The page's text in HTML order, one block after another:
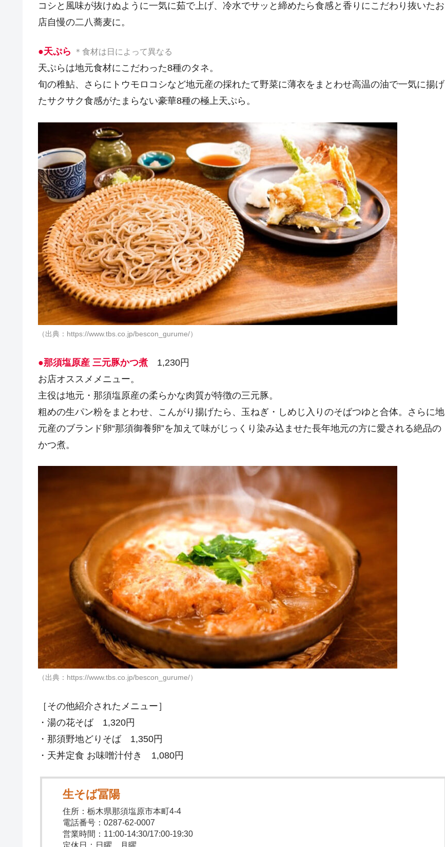
コシと風味が抜けぬように一気に茹で上げ、冷水でサッと締めたら食感と香りにこだわり抜いたお
店自慢の二八蕎麦に。
●天ぷら ＊食材は日によって異なる
天ぷらは地元食材にこだわった8種のタネ。
旬の稚鮎、さらにトウモロコシなど地元産の採れたて野菜に薄衣をまとわせ高温の油で一気に揚げ
たサクサク食感がたまらない豪華8種の極上天ぷら。
（出典：https://www.tbs.co.jp/bescon_gurume/）
●那須塩原産 三元豚かつ煮 1,230円
お店オススメメニュー。
主役は地元・那須塩原産の柔らかな肉質が特徴の三元豚。
粗めの生パン粉をまとわせ、こんがり揚げたら、玉ねぎ・しめじ入りのそばつゆと合体。さらに地
元産のブランド卵“那須御養卵”を加えて味がじっくり染み込ませた長年地元の方に愛される絶品の
かつ煮。
（出典：https://www.tbs.co.jp/bescon_gurume/）
［その他紹介されたメニュー］
・湯の花そば 1,320円
・那須野地どりそば 1,350円
・天丼定食 お味噌汁付き 1,080円
生そば冨陽
住所：栃木県那須塩原市本町4-4
電話番号：0287-62-0007
営業時間：11:00-14:30/17:00-19:30